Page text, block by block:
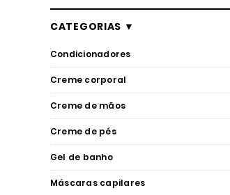
CATEGORIAS ▼
Condicionadores
Creme corporal
Creme de mãos
Creme de pés
Gel de banho
Máscaras capilares